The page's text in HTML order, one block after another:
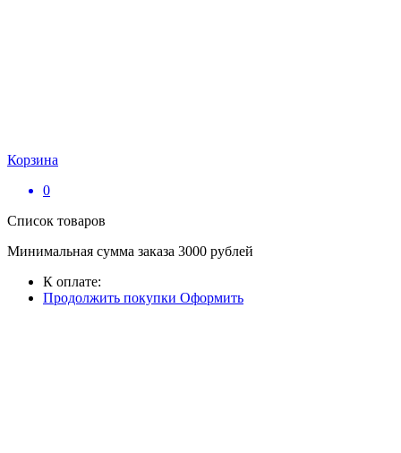
Корзина
0
Список товаров
Минимальная сумма заказа 3000 рублей
К оплате:
Продолжить покупки Оформить